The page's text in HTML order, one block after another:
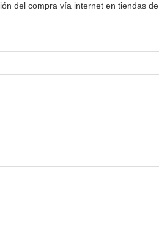
del compra vía internet en tiendas de